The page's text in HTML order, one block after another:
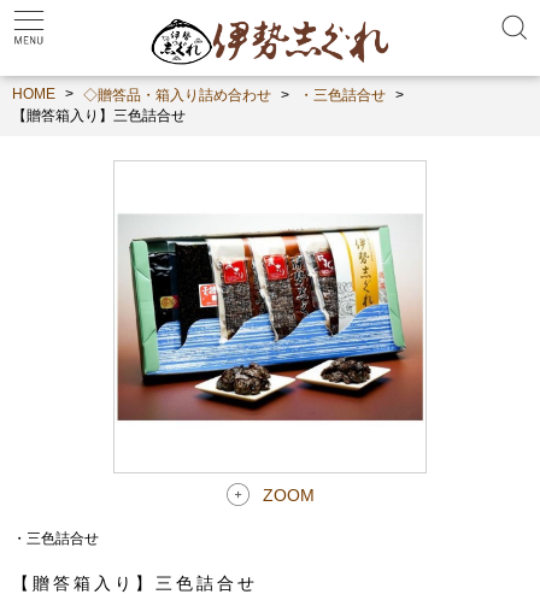
HOME ◇贈答品・箱入り詰め合わせ
・三色詰合せ
【贈答箱入り】三色詰合せ
ZOOM
・三色詰合せ
【贈答箱入り】三色詰合せ